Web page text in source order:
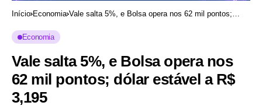
Início Economia Vale salta 5%, e Bolsa opera nos 62 mil pontos;
Economia
Vale salta 5%, e Bolsa opera nos
62 mil pontos; dólar estável a R$
3,195